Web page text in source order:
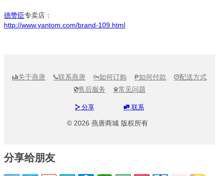
德赞臣专卖店：
http://www.yantom.com/brand-109.html
关于燕唐 联系燕唐 如何订购 如何付款 配送方式
售后服务 常见问题
分享 联系
© 2026 燕唐商城 版权所有
分享给朋友